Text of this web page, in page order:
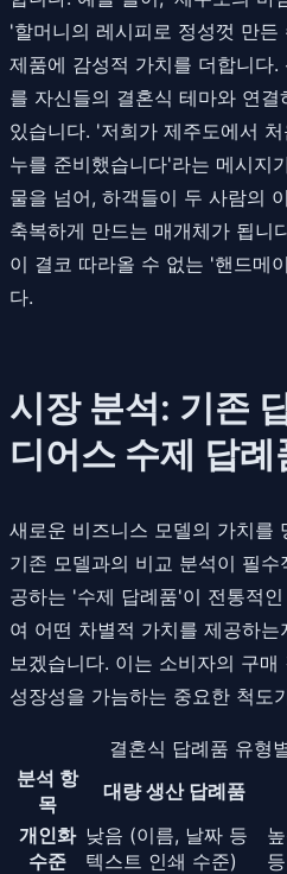
'할머니의 레시피로 정성껏 만
제품에 감성적 가치를 더합니다
를 자신들의 결혼식 테마와 연
있습니다. '저희가 제주도에서
누를 준비했습니다'라는 메시지
물을 넘어, 하객들이 두 사람의
축복하게 만드는 매개체가 됩니
이 결코 따라올 수 없는 '핸드메
다.
시장 분석: 기존
디어스 수제 답례
새로운 비즈니스 모델의 가치를
기존 모델과의 비교 분석이 필
공하는 '수제 답례품'이 전통적
여 어떤 차별적 가치를 제공하
보겠습니다. 이는 소비자의 구
성장성을 가늠하는 중요한 척도
결혼식 답례품 유형
분석 항
목
대량 생산 답례품
개인화
수준
낮음 (이름, 날짜 등
텍스트 인쇄 수준)